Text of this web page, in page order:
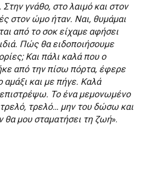
γνάθο, στο λαιμό και στον
στον ώμο ήταν. Ναι, θυμάμαι
από το σοκ είχαμε αφήσει
Πώς θα ειδοποιήσουμε
Και πάλι καλά που ο
από την πίσω πόρτα, έφερε
αμάξι και με πήγε. Καλά
επιστρέψω. Το ένα μεμονωμένο
τρελό… μην του δώσω και
θα μου σταματήσει τη ζωή».